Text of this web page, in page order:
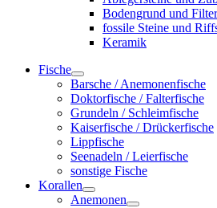
Bodengrund und
fossile Steine und
Keramik
Fische
Barsche / Anemonenfische
Doktorfische / Falterfische
Grundeln / Schleimfische
Kaiserfische / Drückerfische
Lippfische
Seenadeln / Leierfische
sonstige Fische
Korallen
Anemonen